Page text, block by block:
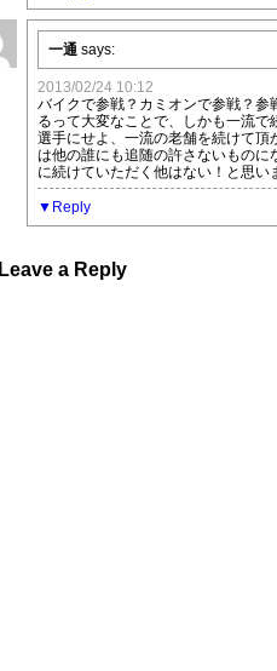
一通 says:
2013/02/24 10:12
バイクで参戦？カミオンで参戦？
るって大変なことで、しかも一流
選手にせよ、一流の老舗を続けて
は他の誰にも追随の許さないもの
に続けていただく他はない！と思い
Reply
Leave a Reply